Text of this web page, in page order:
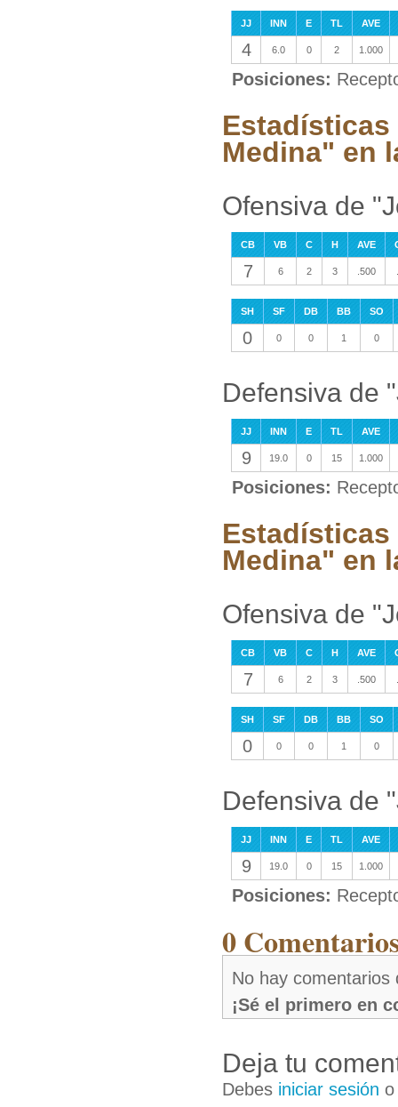
JJ INN E TL AVE
4 6.0 0 2 1.000
Posiciones:
Medina" en
Ofensiva de
CB VB C H AVE
7 6 2 3 .500
SH SF DB BB SO
0 0 0 1 0
Defensiva de
JJ INN E TL AVE
9 19.0 0 15 1.000
Posiciones:
Medina" en
Ofensiva de
CB VB C H AVE
7 6 2 3 .500
SH SF DB BB SO
0 0 0 1 0
Defensiva de
JJ INN E TL AVE
9 19.0 0 15 1.000
Posiciones:
0
No hay comentarios
¡Sé el primero en
Deja tu
Debes iniciar sesión